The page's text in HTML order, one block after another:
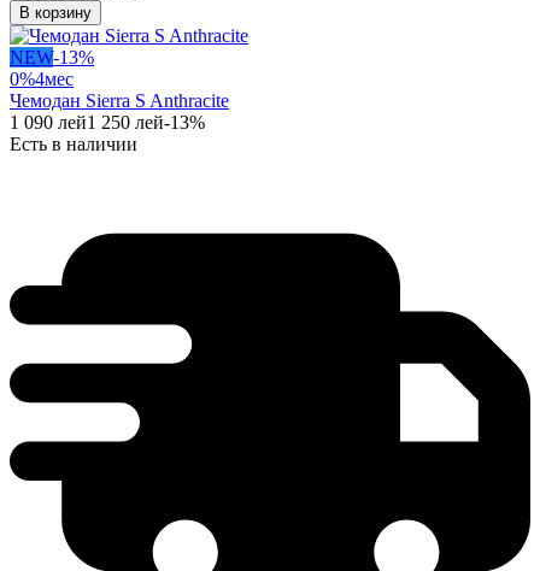
В корзину
NEW-13%
0%4мес
Чемодан Sierra S Anthracite
1 090 лей1 250 лей-13%
Есть в наличии